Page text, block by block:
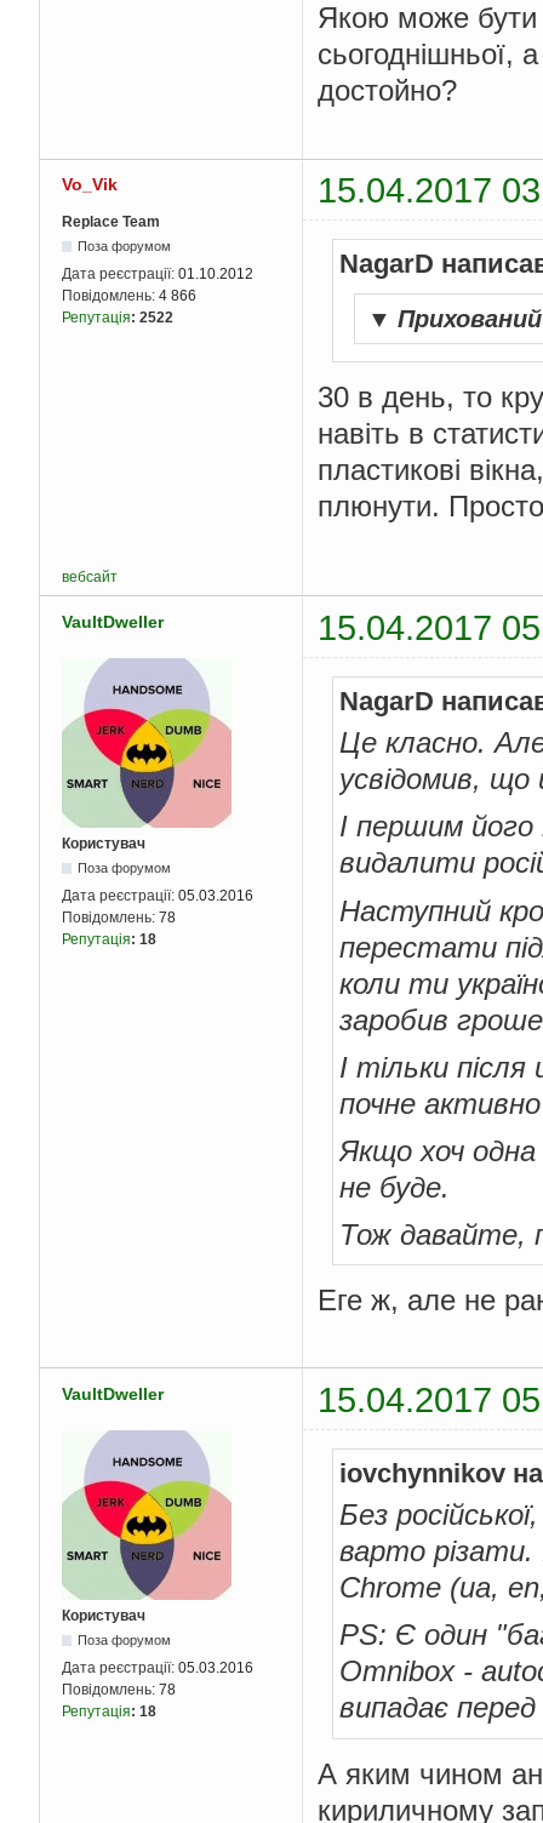
Якою може бути
сьогоднішньої,
достойно?
Vo_Vik 15.04.2017
Replace Team
Поза форумом
Дата реєстрації: 01.10.2012
Повідомлень: 4 866
Репутація: 2522
NagarD
▼
30 в день, то
навіть в
пластикові
плюнути.
вебсайт
VaultDweller 15.04.2017
Користувач
Поза форумом
Дата реєстрації: 05.03.2016
Повідомлень: 78
Репутація: 18
NagarD
Це класно.
усвідомив, що
І першим його
видалити
Наступний
перестати
коли ти
заробив
І тільки
почне
Якщо хоч одна
не буде.
Тож давайте,
Еге ж, але не
VaultDweller 15.04.2017
Користувач
Поза форумом
Дата реєстрації: 05.03.2016
Повідомлень: 78
Репутація: 18
iovchynnikov
Без
варто
Chrome (ua,
PS: Є один
Omnibox -
випадає
А яким чином
кириличному